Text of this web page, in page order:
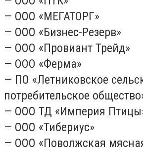
— ООО «МЕГАТОРГ»
— ООО «Бизнес-Резерв»
— ООО «Провиант Трейд»
— ООО «Ферма»
— ПО «Летниковское
потребительское
— ООО ТД «Империя
— ООО «Тибериус»
— ООО «Поволжская